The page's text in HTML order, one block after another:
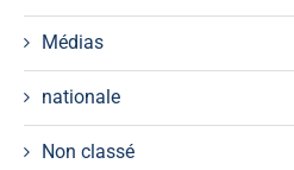
Médias
nationale
Non classé